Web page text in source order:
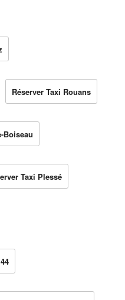
Réserver Taxi Rouans
Boiseau
Taxi Plessé